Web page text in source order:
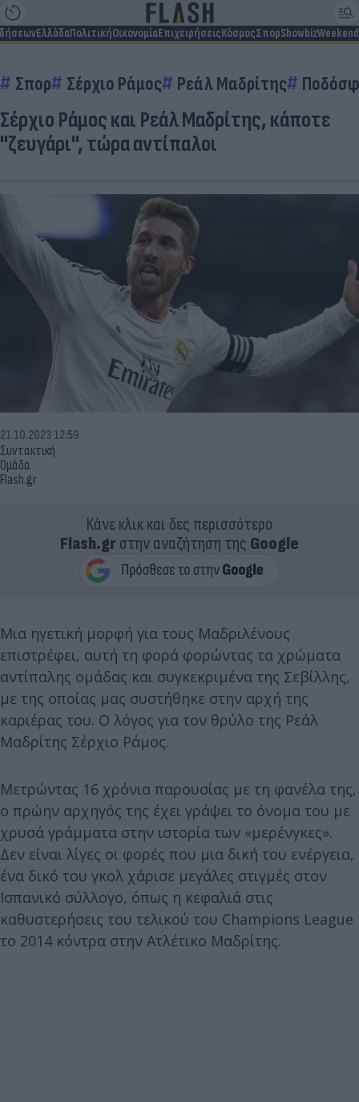
ΕλλάδαΠολιτικήΟικονομίαΕπιχειρήσειςΚόσμοςΣπορShowbizWeekend
Σπορ Σέρχιο Ράμος Ρεάλ Μαδρίτης
Σέρχιο Ράμος και Ρεάλ Μαδρίτης, κάποτε
''ζευγάρι'', τώρα αντίπαλοι
Συντακτική
Ομάδα
Flash.gr
21.10.2023 12:59
Κάνε κλικ και δες περισσότερο
Flash.grστην αναζήτηση της Google
Μια ηγετική μορφή για τους Μαδριλένους
επιστρέφει, αυτή τη φορά φορώντας τα χρώματα
αντίπαλης ομάδας και συγκεκριμένα της Σεβίλλης,
με της οποίας μας συστήθηκε στην αρχή της
καριέρας του. Ο λόγος για τον θρύλο της Ρεάλ
Μαδρίτης Σέρχιο Ράμος.
Μετρώντας 16 χρόνια παρουσίας με τη φανέλα της,
ο πρώην αρχηγός της έχει γράψει το όνομα του με
χρυσά γράμματα στην ιστορία των «μερένγκες».
Δεν είναι λίγες οι φορές που μια δική του ενέργεια,
ένα δικό του γκολ χάρισε μεγάλες στιγμές στον
Ισπανικό σύλλογο, όπως η κεφαλιά στις
καθυστερήσεις του τελικού του Champions League
το 2014 κόντρα στην Ατλέτικο Μαδρίτης.